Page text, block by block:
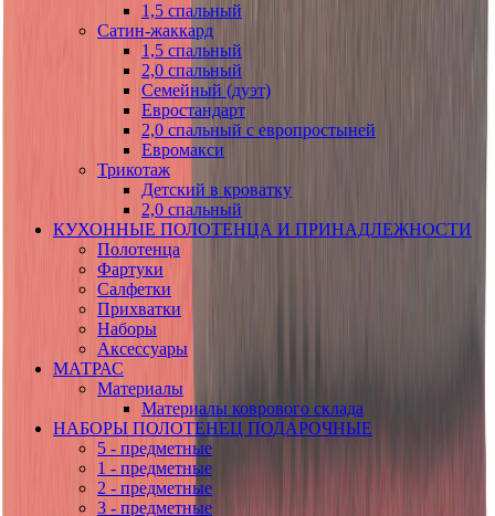
1,5 спальный
Сатин-жаккард
1,5 спальный
2,0 спальный
Семейный (дуэт)
Евростандарт
2,0 спальный с европростыней
Евромакси
Трикотаж
Детский в кроватку
2,0 спальный
КУХОННЫЕ ПОЛОТЕНЦА И ПРИНАДЛЕЖНОСТИ
Полотенца
Фартуки
Салфетки
Прихватки
Наборы
Аксессуары
МАТРАС
Материалы
Материалы коврового склада
НАБОРЫ ПОЛОТЕНЕЦ ПОДАРОЧНЫЕ
5 - предметные
1 - предметные
2 - предметные
3 - предметные